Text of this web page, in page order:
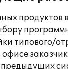
продуктов
типового/
офисе